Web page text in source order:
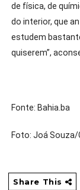
de física, de
do interior, que
estudem
quiserem”,
Fonte: Bahia.ba
Foto: Joá Souza/
Share This